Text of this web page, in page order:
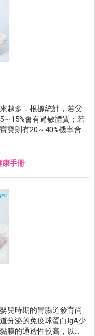
越多，根據統計，若父
15%會有過敏體質；若
寶則有20～40%機率會
質，生下的寶寶過敏的
康手冊
兒時期的胃腸道發育尚
分泌的免疫球蛋白IgA少
膜的通透性較高，以上